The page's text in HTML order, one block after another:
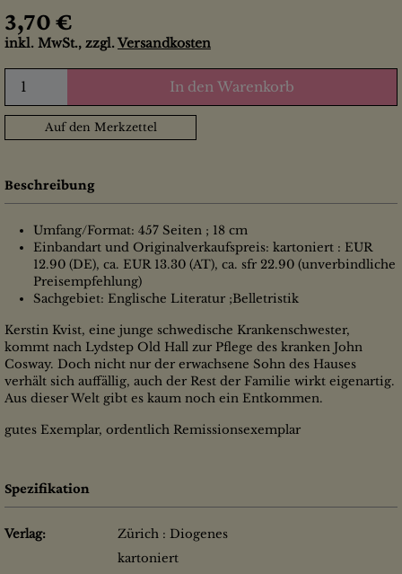
3,70 €
inkl. MwSt., zzgl. Versandkosten
In den Warenkorb
Auf den Merkzettel
Beschreibung
Umfang/Format: 457 Seiten ; 18 cm
Einbandart und Originalverkaufspreis: kartoniert : EUR
12.90 (DE), ca. EUR 13.30 (AT), ca. sfr 22.90 (unverbindliche
Preisempfehlung)
Sachgebiet: Englische Literatur ;Belletristik
Kerstin Kvist, eine junge schwedische Krankenschwester,
kommt nach Lydstep Old Hall zur Pflege des kranken John
Cosway. Doch nicht nur der erwachsene Sohn des Hauses
verhält sich auffällig, auch der Rest der Familie wirkt eigenartig.
Aus dieser Welt gibt es kaum noch ein Entkommen.
gutes Exemplar, ordentlich Remissionsexemplar
Spezifikation
Verlag:
Zürich : Diogenes
kartoniert